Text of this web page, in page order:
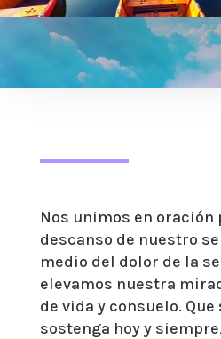
Nos unimos en oración
descanso de nuestro
medio del dolor de la
elevamos nuestra
de vida y consuelo.
sostenga hoy y